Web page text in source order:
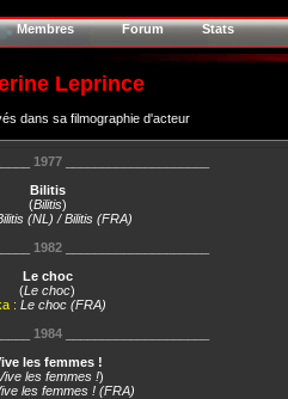
Membres Forum Stats
Leprince
dans sa filmographie d'acteur
1977____________________
Bilitis
(Bilitis)
(NL) / Bilitis (FRA)
1982____________________
Le choc
(Le choc)
: Le choc (FRA)
1984____________________
les femmes !
les femmes !)
les femmes ! (FRA)